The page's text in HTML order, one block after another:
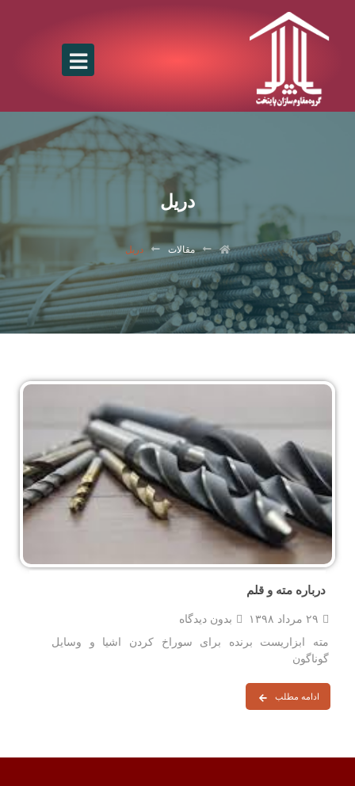
دریل
مقالات دریل
درباره مته و قلم
۲۹ مرداد ۱۳۹۸
بدون دیدگاه
مته ابزاریست برنده برای سوراخ کردن اشیا و وسایل
گوناگون
ادامه مطلب